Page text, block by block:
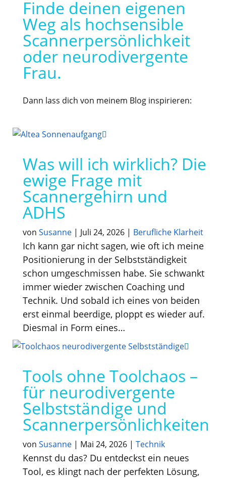
Finde deinen eigenen
Weg als hochsensible
Scannerpersönlichkeit
oder neurodivergente
Frau.
Dann lass dich von meinem Blog inspirieren:
Was will ich wirklich? Die
ewige Frage mit
Scannergehirn und
ADHS
von Susanne| Juli 24, 2026| Berufliche Klarheit
Ich kann gar nicht sagen, wie oft ich meine
Positionierung in der Selbstständigkeit
schon umgeschmissen habe. Sie schwankt
immer wieder zwischen Coaching und
Technik. Und sobald ich eines von beiden
erst einmal beerdige, ploppt es wieder auf.
Diesmal in Form eines…
Tools ohne Toolchaos –
für neurodivergente
Selbstständige und
Scannerpersönlichkeiten
von Susanne| Mai 24, 2026| Technik
Kennst du das? Du entdeckst ein neues
Tool, es klingt nach der perfekten Lösung,